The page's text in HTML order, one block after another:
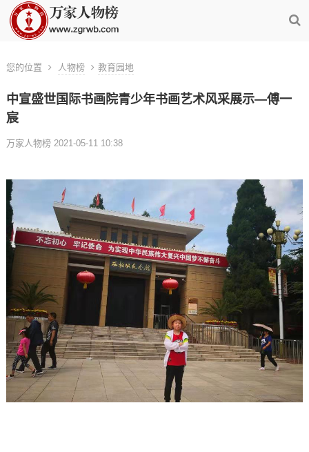
您的位置 人物榜 教育园地
中宣盛世国际书画院青少年书画艺术风采展示—傅一
宸
万家人物榜 2021-05-11 10:38